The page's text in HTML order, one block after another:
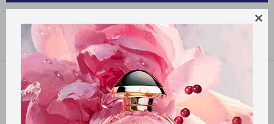

Filtrando por: Dermo cuidado Urufarma Quitar filtros